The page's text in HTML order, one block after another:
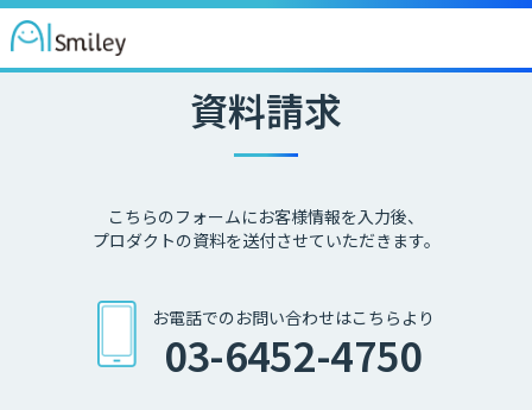
資料請求
こちらのフォームにお客様情報を入力後、
プロダクトの資料を送付させていただきます。
お電話でのお問い合わせはこちらより
03-6452-4750